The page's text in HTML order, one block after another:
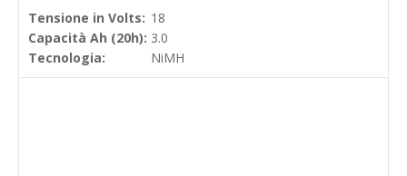
Tensione in Volts: 18
Capacità Ah (20h): 3.0
Tecnologia:
NiMH